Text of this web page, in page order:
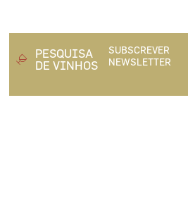
PESQUISA
DE VINHOS
SUBSCREVER
NEWSLETTER